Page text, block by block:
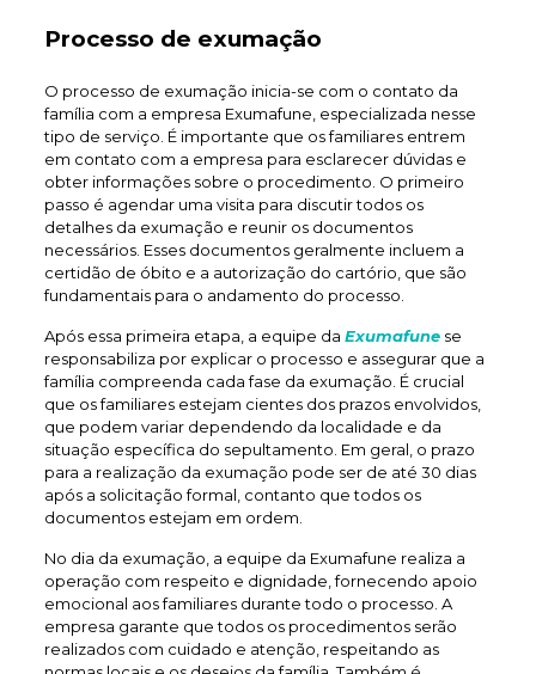
Processo de exumação
O processo de exumação inicia-se com o contato da
família com a empresa Exumafune, especializada nesse
tipo de serviço. É importante que os familiares entrem
em contato com a empresa para esclarecer dúvidas e
obter informações sobre o procedimento. O primeiro
passo é agendar uma visita para discutir todos os
detalhes da exumação e reunir os documentos
necessários. Esses documentos geralmente incluem a
certidão de óbito e a autorização do cartório, que são
fundamentais para o andamento do processo.
Após essa primeira etapa, a equipe da Exumafunese
responsabiliza por explicar o processo e assegurar que a
família compreenda cada fase da exumação. É crucial
que os familiares estejam cientes dos prazos envolvidos,
que podem variar dependendo da localidade e da
situação específica do sepultamento. Em geral, o prazo
para a realização da exumação pode ser de até 30 dias
após a solicitação formal, contanto que todos os
documentos estejam em ordem.
No dia da exumação, a equipe da Exumafune realiza a
operação com respeito e dignidade, fornecendo apoio
emocional aos familiares durante todo o processo. A
empresa garante que todos os procedimentos serão
realizados com cuidado e atenção, respeitando as